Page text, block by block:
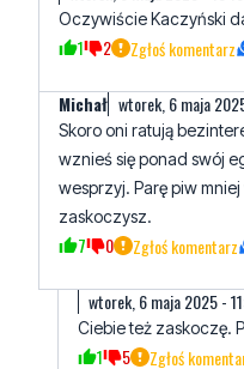
Michał wtorek, 6 maja
Skoro oni ratują
wesprzyj. Parę piw
zaskoczysz.
7 0 Zgłoś komentarz
wtorek, 6 maja 2025 -
Ciebie też zaskoczę.
Michał wtorek, 6
To na trzeźwo taki